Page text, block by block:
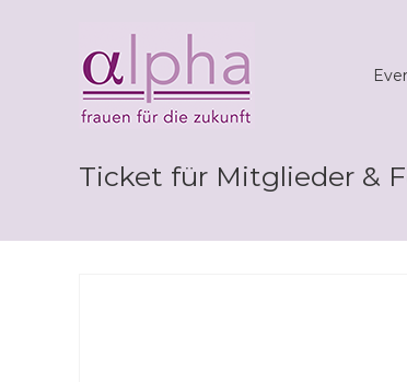
alpha
Frauen
für
die
Ticket für Mitglieder &